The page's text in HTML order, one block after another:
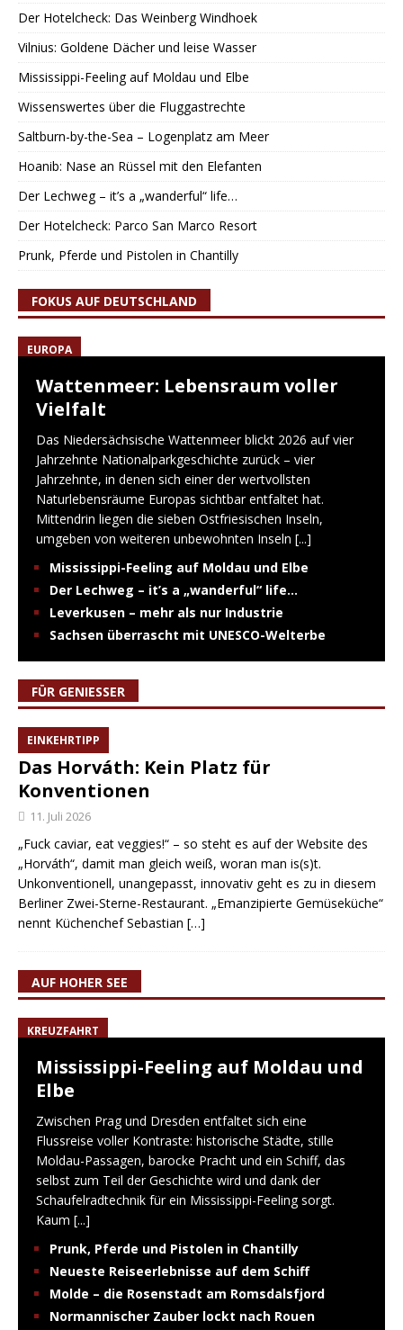
Der Hotelcheck: Das Weinberg Windhoek
Vilnius: Goldene Dächer und leise Wasser
Mississippi-Feeling auf Moldau und Elbe
Wissenswertes über die Fluggastrechte
Saltburn-by-the-Sea – Logenplatz am Meer
Hoanib: Nase an Rüssel mit den Elefanten
Der Lechweg – it’s a „wanderful“ life…
Der Hotelcheck: Parco San Marco Resort
Prunk, Pferde und Pistolen in Chantilly
FOKUS AUF DEUTSCHLAND
EUROPA
Wattenmeer: Lebensraum voller
Vielfalt
Das Niedersächsische Wattenmeer blickt 2026 auf vier
Jahrzehnte Nationalparkgeschichte zurück – vier
Jahrzehnte, in denen sich einer der wertvollsten
Naturlebensräume Europas sichtbar entfaltet hat.
Mittendrin liegen die sieben Ostfriesischen Inseln,
umgeben von weiteren unbewohnten Inseln [...]
Mississippi-Feeling auf Moldau und Elbe
Der Lechweg – it’s a „wanderful“ life…
Leverkusen – mehr als nur Industrie
Sachsen überrascht mit UNESCO-Welterbe
FÜR GENIESSER
EINKEHRTIPP
Das Horváth: Kein Platz für
Konventionen
11. Juli 2026
„Fuck caviar, eat veggies!“ – so steht es auf der Website des
„Horváth“, damit man gleich weiß, woran man is(s)t.
Unkonventionell, unangepasst, innovativ geht es zu in diesem
Berliner Zwei-Sterne-Restaurant. „Emanzipierte Gemüseküche“
nennt Küchenchef Sebastian […]
AUF HOHER SEE
KREUZFAHRT
Mississippi-Feeling auf Moldau und
Elbe
Zwischen Prag und Dresden entfaltet sich eine
Flussreise voller Kontraste: historische Städte, stille
Moldau-Passagen, barocke Pracht und ein Schiff, das
selbst zum Teil der Geschichte wird und dank der
Schaufelradtechnik für ein Mississippi-Feeling sorgt.
Kaum [...]
Prunk, Pferde und Pistolen in Chantilly
Neueste Reiseerlebnisse auf dem Schiff
Molde – die Rosenstadt am Romsdalsfjord
Normannischer Zauber lockt nach Rouen